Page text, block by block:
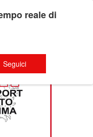
reale di
Seguici